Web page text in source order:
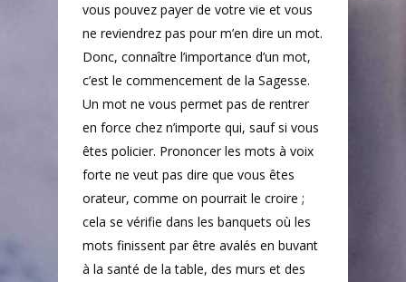
vous pouvez payer de votre vie et vous
ne reviendrez pas pour m’en dire un mot.
Donc, connaître l’importance d’un mot,
c’est le commencement de la Sagesse.
Un mot ne vous permet pas de rentrer
en force chez n’importe qui, sauf si vous
êtes policier. Prononcer les mots à voix
forte ne veut pas dire que vous êtes
orateur, comme on pourrait le croire ;
cela se vérifie dans les banquets où les
mots finissent par être avalés en buvant
à la santé de la table, des murs et des
Poèmes
Textes
Auteur